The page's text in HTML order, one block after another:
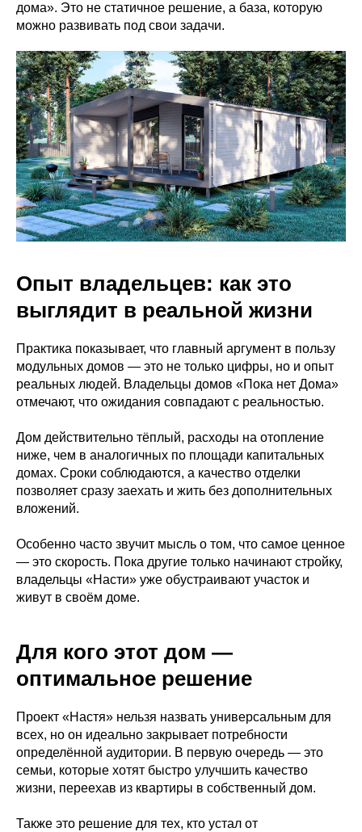
дома». Это не статичное решение, а база, которую
можно развивать под свои задачи.
Опыт владельцев: как это
выглядит в реальной жизни
Практика показывает, что главный аргумент в пользу
модульных домов — это не только цифры, но и опыт
реальных людей. Владельцы домов «Пока нет Дома»
отмечают, что ожидания совпадают с реальностью.
Дом действительно тёплый, расходы на отопление
ниже, чем в аналогичных по площади капитальных
домах. Сроки соблюдаются, а качество отделки
позволяет сразу заехать и жить без дополнительных
вложений.
Особенно часто звучит мысль о том, что самое ценное
— это скорость. Пока другие только начинают стройку,
владельцы «Насти» уже обустраивают участок и
живут в своём доме.
Для кого этот дом —
оптимальное решение
Проект «Настя» нельзя назвать универсальным для
всех, но он идеально закрывает потребности
определённой аудитории. В первую очередь — это
семьи, которые хотят быстро улучшить качество
жизни, переехав из квартиры в собственный дом.
Также это решение для тех, кто устал от